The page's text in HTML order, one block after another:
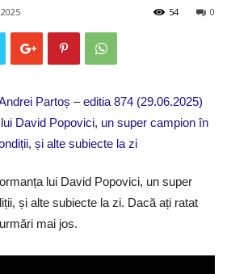
0
54
lui David Popovici, un super
și alte subiecte la zi. Dacă ați ratat
mai jos.